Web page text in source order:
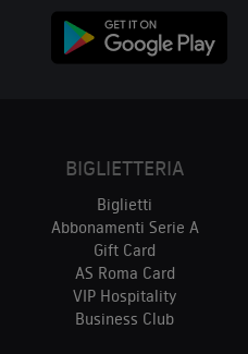
BIGLIETTERIA
Biglietti
Abbonamenti Serie A
Gift Card
AS Roma Card
VIP Hospitality
Business Club